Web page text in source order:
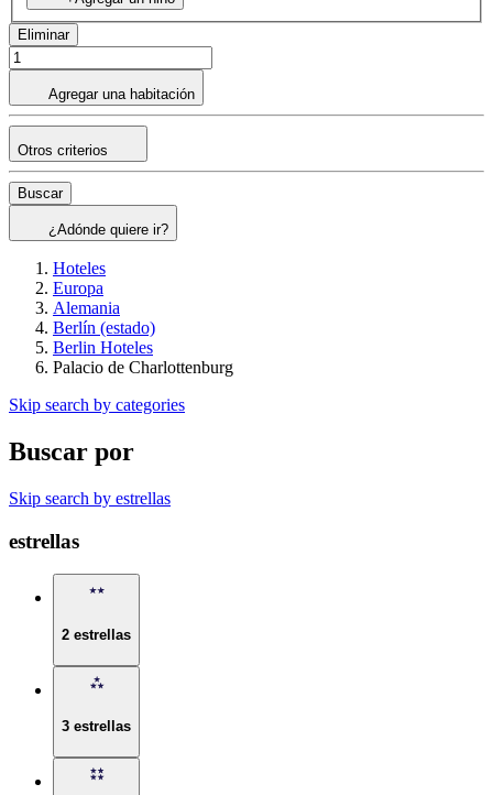
Eliminar
Agregar una habitación
Otros criterios
Buscar
¿Adónde quiere ir?
Hoteles
Europa
Alemania
Berlín (estado)
Berlin Hoteles
Palacio de Charlottenburg
Skip search by categories
Buscar por
Skip search by estrellas
estrellas
2 estrellas
3 estrellas